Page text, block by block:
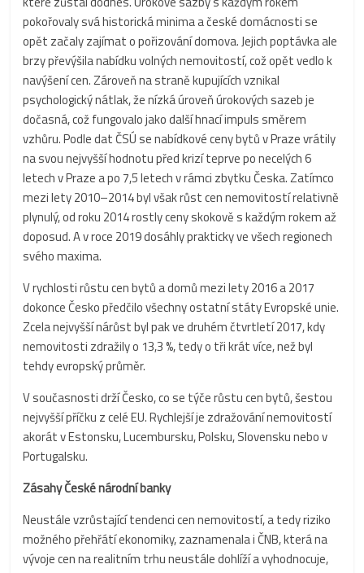
pokořovaly svá historická minima a české domácnosti se
opět začaly zajímat o pořizování domova. Jejich poptávka ale
brzy převýšila nabídku volných nemovitostí, což opět vedlo k
navýšení cen. Zároveň na straně kupujících vznikal
psychologický nátlak, že nízká úroveň úrokových sazeb je
dočasná, což fungovalo jako další hnací impuls směrem
vzhůru. Podle dat ČSÚ se nabídkové ceny bytů v Praze vrátily
na svou nejvyšší hodnotu před krizí teprve po necelých 6
letech v Praze a po 7,5 letech v rámci zbytku Česka. Zatímco
mezi lety 2010–2014 byl však růst cen nemovitostí relativně
plynulý, od roku 2014 rostly ceny skokově s každým rokem až
doposud. A v roce 2019 dosáhly prakticky ve všech regionech
svého maxima.
V rychlosti růstu cen bytů a domů mezi lety 2016 a 2017
dokonce Česko předčilo všechny ostatní státy Evropské unie.
Zcela nejvyšší nárůst byl pak ve druhém čtvrtletí 2017, kdy
nemovitosti zdražily o 13,3 %, tedy o tři krát více, než byl
tehdy evropský průměr.
V současnosti drží Česko, co se týče růstu cen bytů, šestou
nejvyšší příčku z celé EU. Rychlejší je zdražování nemovitostí
akorát v Estonsku, Lucembursku, Polsku, Slovensku nebo v
Portugalsku.
Zásahy České národní banky
Neustále vzrůstající tendenci cen nemovitostí, a tedy riziko
možného přehřátí ekonomiky, zaznamenala i ČNB, která na
vývoje cen na realitním trhu neustále dohlíží a vyhodnocuje,